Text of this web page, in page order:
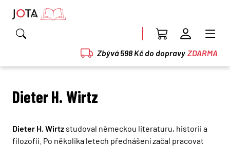
Zbývá 598 Kč do dopravy ZDARMA
Dieter H. Wirtz
Dieter H. Wirtz studoval německou literaturu, historii a
filozofii. Po několika letech přednášení začal pracovat